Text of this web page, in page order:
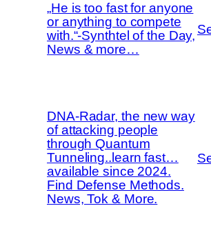
„He is too fast for anyone
or anything to compete
with.“-Synthtel of the Day,
News & more…
DNA-Radar, the new way
of attacking people
through Quantum
Tunneling..learn fast…
available since 2024.
Find Defense Methods.
News, Tok & More.